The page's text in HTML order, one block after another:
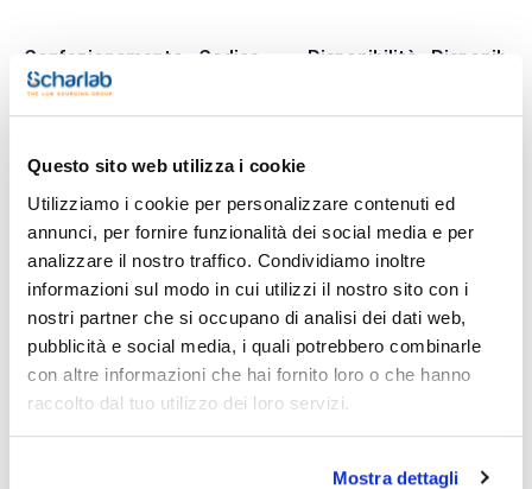
Questo sito web utilizza i cookie
Utilizziamo i cookie per personalizzare contenuti ed
annunci, per fornire funzionalità dei social media e per
analizzare il nostro traffico. Condividiamo inoltre
informazioni sul modo in cui utilizzi il nostro sito con i
nostri partner che si occupano di analisi dei dati web,
pubblicità e social media, i quali potrebbero combinarle
con altre informazioni che hai fornito loro o che hanno
raccolto dal tuo utilizzo dei loro servizi.
Mostra dettagli
Confezionamento Codice
Disponibilità
0 -
0 -
Stampa pagina prodotto
Caratteristiche
Modello : CV84A Schermo in acetato incolore (200 mm)
Conf. (unità) : 10
Sicuri, pratici ed economici.
Leggeri e confortevoli grazie al loro peso di soli 160 g, che gli
il giorno.
Vedi di più